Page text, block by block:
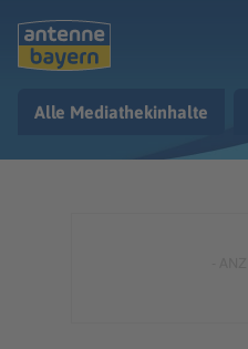
Alle Mediathekinhalte